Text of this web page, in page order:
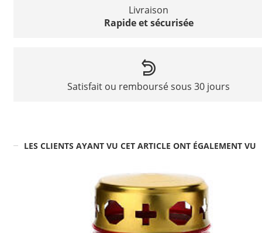
Livraison
Rapide et sécurisée
Satisfait ou remboursé sous 30 jours
LES CLIENTS AYANT VU CET ARTICLE ONT ÉGALEMENT VU